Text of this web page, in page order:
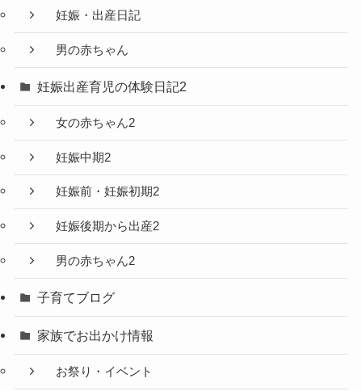
妊娠・出産日記
男の赤ちゃん
妊娠出産育児の体験日記2
女の赤ちゃん2
妊娠中期2
妊娠前・妊娠初期2
妊娠後期から出産2
男の赤ちゃん2
子育てブログ
家族でお出かけ情報
お祭り・イベント